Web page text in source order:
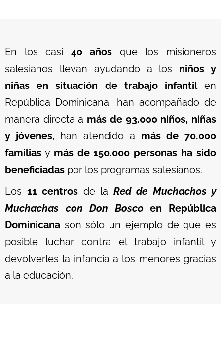
En los casi 40 años que los misioneros
salesianos llevan ayudando a los niños y
niñas en situación de trabajo infantilen
República Dominicana, han acompañado de
manera directa a más de 93.000 niños, niñas
y jóvenes, han atendido a más de 70.000
familias y más de 150.000 personas ha sido
beneficiadas por los programas salesianos.
Los 11 centros de la Red de Muchachos y
Muchachas con Don Bosco en República
Dominicana son sólo un ejemplo de que es
posible luchar contra el trabajo infantil y
devolverles la infancia a los menores gracias
a la educación.